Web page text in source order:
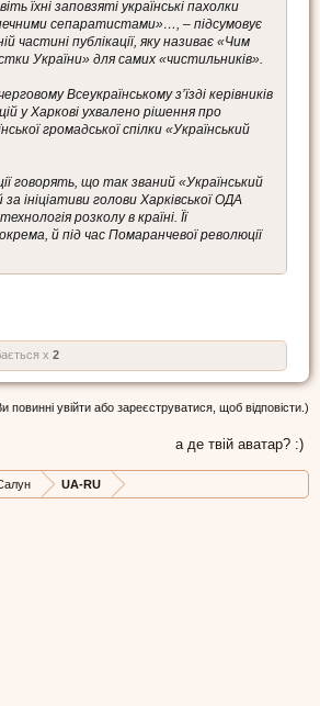
їхні заповзяті українські пахолки
сепаратистами»…, – підсумовує
частині публікації, яку називає «Чим
України» для самих «чистильників».
Всеукраїнському з’їзді керівників
у Харкові ухвалено рішення про
громадської спілки «Український
говорять, що так званий «Український
ініціативи голови Харківської ОДА
розколу в країні. Її
й під час Помаранчевої революції
x 2
повинні увійти або зареєструватися, щоб відповісти.)
а де твій аватар? :)
UA-RU